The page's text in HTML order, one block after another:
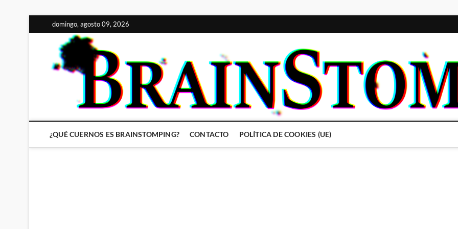
al
contenido
domingo, agosto 09, 2026
¿QUÉ CUERNOS ES BRAINSTOMPING? CONTACTO POLÍTICA DE COOKIES (UE)